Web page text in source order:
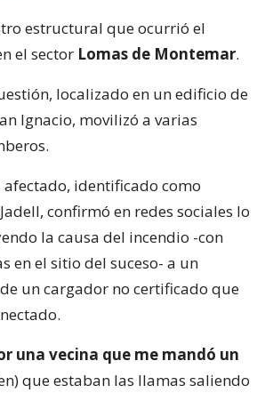
estructural que ocurrió el
el sector Lomas de Montemar.
localizado en un edificio de
Ignacio, movilizó a varias
afectado, identificado como
confirmó en redes sociales lo
la causa del incendio -con
en el sitio del suceso- a un
un cargador no certificado que
una vecina que me mandó un
que estaban las llamas saliendo